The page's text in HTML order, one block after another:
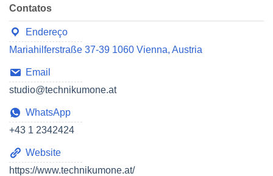
Contatos
Endereço
Mariahilferstraße 37-39 1060 Vienna, Austria
Email
studio@technikumone.at
WhatsApp
+43 1 2342424
Website
https://www.technikumone.at/